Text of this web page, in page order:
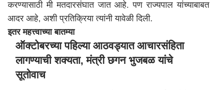
करण्यासाठी मी मतदारसंघात जात आहे. पण राज्यपाल यांच्याबाबत
आदर आहे, अशी प्रतिक्रिया त्यांनी यावेळी दिली.
इतर महत्त्वाच्या बातम्या
ऑक्टोबरच्या पहिल्या आठवड्यात आचारसंहिता
लागण्याची शक्यता, मंत्री छगन भुजबळ यांचे
सूतोवाच